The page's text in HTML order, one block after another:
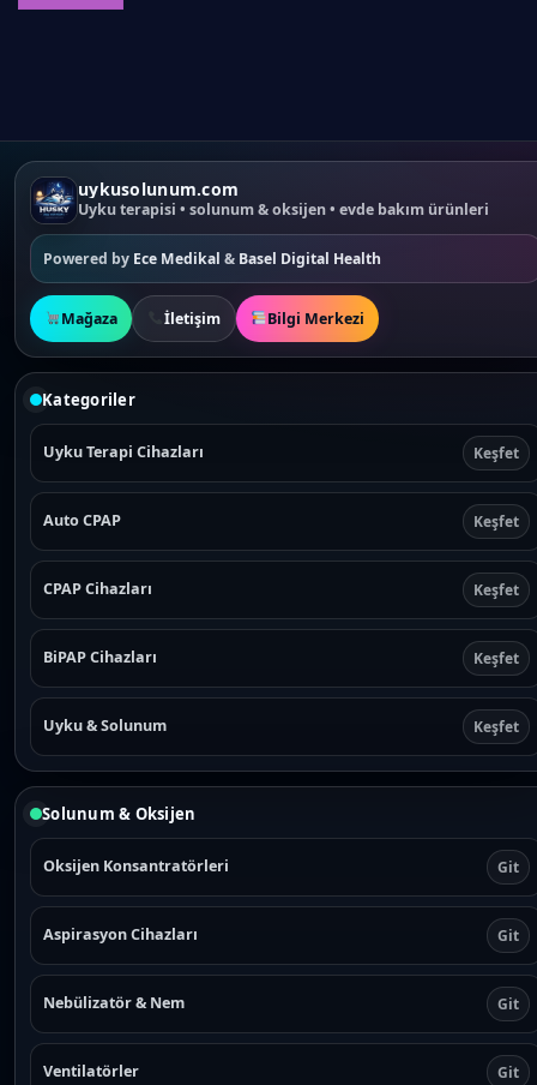
e
w
s
:
₺
1
3
,
9
0
.
i
s
₺
1
2
,
5
0
.
uykusolunum.com
Uyku terapisi • solunum & oksijen • evde bakım ürünleri
Powered by Ece Medikal & Basel Digital Health
Mağaza İletişim Bilgi Merkezi
Kategoriler
Uyku Terapi Cihazları Keşfet
Auto CPAP Keşfet
CPAP Cihazları Keşfet
BiPAP Cihazları Keşfet
Uyku & Solunum Keşfet
Solunum & Oksijen
Oksijen Konsantratörleri Git
Aspirasyon Cihazları Git
Nebülizatör & Nem Git
Ventilatörler Git